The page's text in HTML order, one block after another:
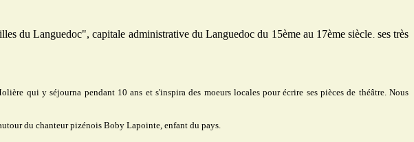
du Languedoc",capitale administrative du Languedoc du 15ème au 17ème siècle. ses très
qui y séjourna pendant 10 ans et s'inspira des moeurs locales pour écrire ses pièces de théâtre. Nous
du chanteur pizénois Boby Lapointe, enfant du pays.